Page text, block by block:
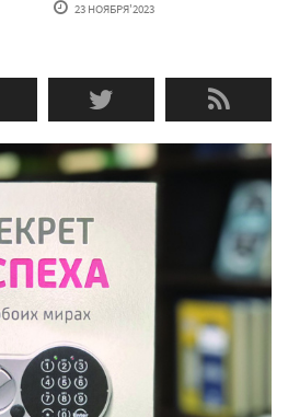
23 НОЯБРЯ'2023